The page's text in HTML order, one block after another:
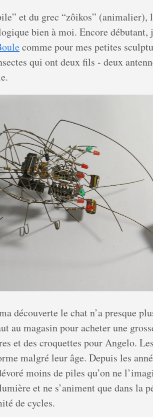
et du grec “zôikos” (animalier),
bien à moi. Encore débutant,
comme pour mes petites
qui ont deux fils - deux
découverte le chat n’a presque
au magasin pour acheter une
et des croquettes pour Angelo.
malgré leur âge. Depuis les
moins de piles qu’on ne
et ne s’animent que dans la
de cycles.